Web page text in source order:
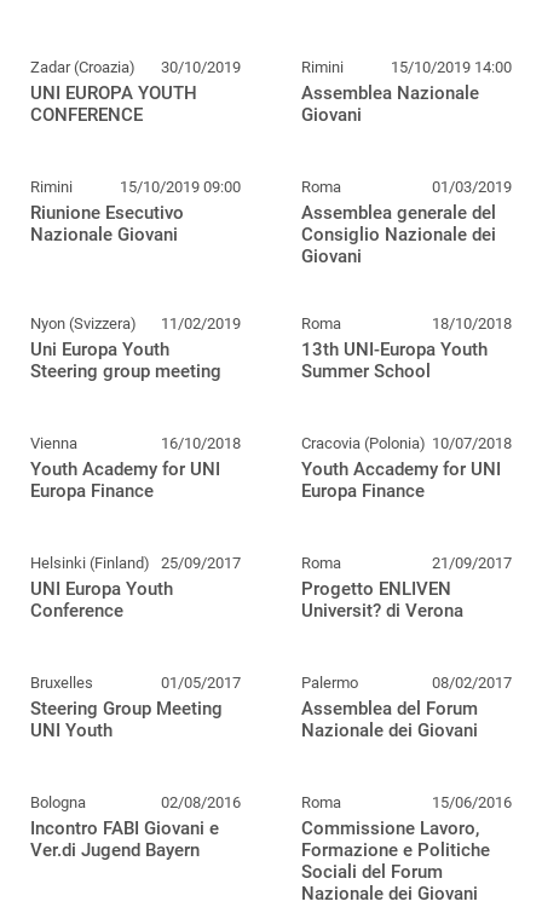
Zadar (Croazia) 30/10/2019
UNI EUROPA YOUTH
CONFERENCE
Rimini 15/10/2019 14:00
Assemblea Nazionale
Giovani
Rimini 15/10/2019 09:00
Riunione Esecutivo
Nazionale Giovani
Roma 01/03/2019
Assemblea generale del
Consiglio Nazionale dei
Giovani
Nyon (Svizzera) 11/02/2019
Uni Europa Youth
Steering group meeting
Roma 18/10/2018
13th UNI-Europa Youth
Summer School
Vienna 16/10/2018
Youth Academy for UNI
Europa Finance
Cracovia (Polonia) 10/07/2018
Youth Accademy for UNI
Europa Finance
Helsinki (Finland) 25/09/2017
UNI Europa Youth
Conference
Roma 21/09/2017
Progetto ENLIVEN
Universit? di Verona
Bruxelles 01/05/2017
Steering Group Meeting
UNI Youth
Palermo 08/02/2017
Assemblea del Forum
Nazionale dei Giovani
Bologna 02/08/2016
Incontro FABI Giovani e
Ver.di Jugend Bayern
Roma 15/06/2016
Commissione Lavoro,
Formazione e Politiche
Sociali del Forum
Nazionale dei Giovani